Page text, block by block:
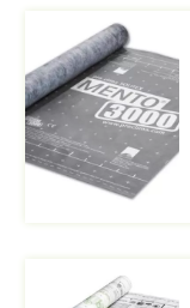
Afbeelding